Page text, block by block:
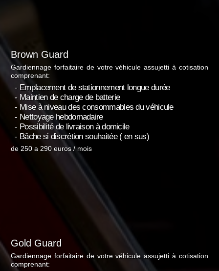
Brown Guard
Gardiennage forfaitaire de votre véhicule assujetti à cotisation
comprenant:
- Emplacement de stationnement longue durée
- Maintien de charge de batterie
- Mise à niveau des consommables du véhicule
- Nettoyage hebdomadaire
- Possibilité de livraison à domicile
- Bâche si discrétion souhaitée ( en sus)
de 250 a 290 euros / mois
Gold Guard
Gardiennage forfaitaire de votre véhicule assujetti à cotisation
comprenant: